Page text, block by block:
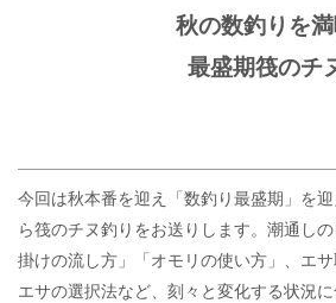
秋の数釣りを
最盛期筏のチ
今回は秋本番を迎え「数釣り最盛期」を
ら筏のチヌ釣りをお送りします。潮通し
掛けの流し方」「オモリの使い方」、エ
エサの選択法など、刻々と変化する状況